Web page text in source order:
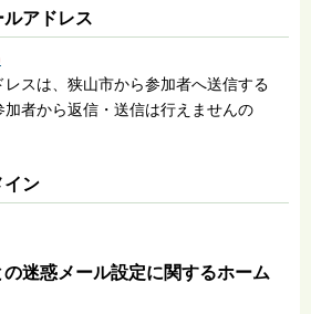
アドレス
スは、狭山市から参加者へ送信する
者から返信・送信は行えませんの
イン
迷惑メール設定に関するホーム